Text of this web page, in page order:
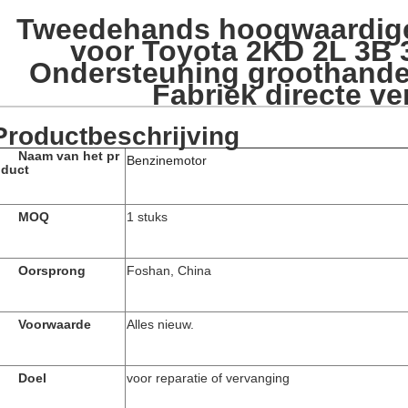
Tweedehands
voor Toyota 2KD 2L 3B
Ondersteuning
Fabriek directe
Naam van het pr Benzinemotor
MOQ 1 stuks
Oorsprong Foshan, China
Voorwaarde Alles nieuw.
Doel voor reparatie of vervanging